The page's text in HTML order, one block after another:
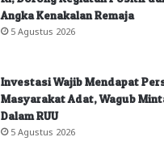
Angka Kenakalan Remaja
5 Agustus 2026
Investasi Wajib Mendapat
Masyarakat Adat, Wagub
Dalam RUU
5 Agustus 2026